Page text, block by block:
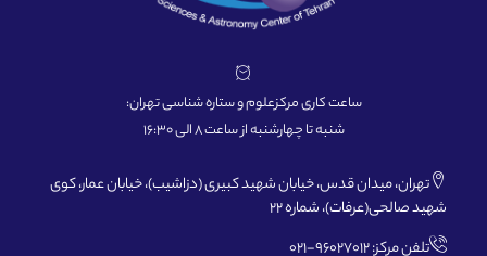
ساعت کاری مرکزعلوم و ستاره شناسی تهران:
شنبه تا چهارشنبه از ساعت 8 الی 16:30
تهران، میدان قدس، خیابان شهید کبیری (دزاشیب)، خیابان عمار، کوی
شهید صالحی(عرفات)، شماره 22
تلفن مرکز: 96027012-021